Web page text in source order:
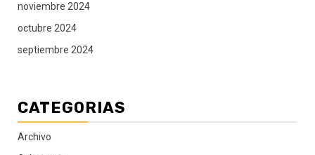
noviembre 2024
octubre 2024
septiembre 2024
CATEGORIAS
Archivo